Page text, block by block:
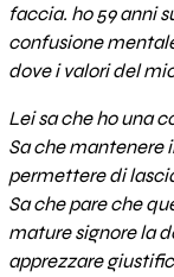
faccia. ho 59 anni
confusione
dove i valori del
Lei sa che ho una
Sa che mantenere
permettere di
Sa che pare che
mature signore la
apprezzare